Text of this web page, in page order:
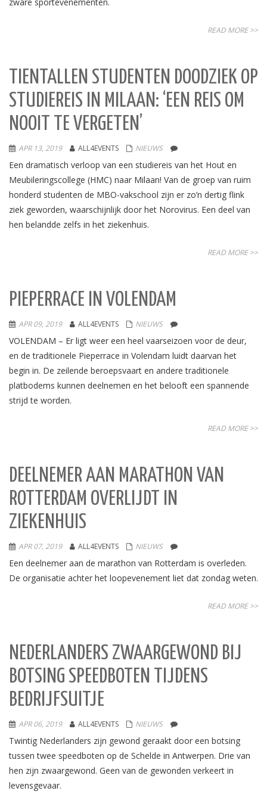
READ MORE >>
TIENTALLEN STUDENTEN DOODZIEK OP
STUDIEREIS IN MILAAN: ‘EEN REIS OM
NOOIT TE VERGETEN’
APR 13, 2019 ALL4EVENTS NIEUWS
Een dramatisch verloop van een studiereis van het Hout en
Meubileringscollege (HMC) naar Milaan! Van de groep van ruim
honderd studenten de MBO-vakschool zijn er zo’n dertig flink
ziek geworden, waarschijnlijk door het Norovirus. Een deel van
hen belandde zelfs in het ziekenhuis.
READ MORE >>
PIEPERRACE IN VOLENDAM
APR 09, 2019 ALL4EVENTS NIEUWS
VOLENDAM – Er ligt weer een heel vaarseizoen voor de deur,
en de traditionele Pieperrace in Volendam luidt daarvan het
begin in. De zeilende beroepsvaart en andere traditionele
platbodems kunnen deelnemen en het belooft een spannende
strijd te worden.
READ MORE >>
DEELNEMER AAN MARATHON VAN
ROTTERDAM OVERLIJDT IN
ZIEKENHUIS
APR 07, 2019 ALL4EVENTS NIEUWS
Een deelnemer aan de marathon van Rotterdam is overleden.
De organisatie achter het loopevenement liet dat zondag weten.
READ MORE >>
NEDERLANDERS ZWAARGEWOND BIJ
BOTSING SPEEDBOTEN TIJDENS
BEDRIJFSUITJE
APR 06, 2019 ALL4EVENTS NIEUWS
Twintig Nederlanders zijn gewond geraakt door een botsing
tussen twee speedboten op de Schelde in Antwerpen. Drie van
hen zijn zwaargewond. Geen van de gewonden verkeert in
levensgevaar.